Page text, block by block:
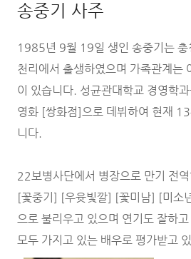
송중기 사주
1985년 9월 19일 생인 송중기는 충
천리에서 출생하였으며 가족관계는
이 있습니다. 성균관대학교 경영학
영화 [쌍화점]으로 데뷔하여 현재
니다.
22보병사단에서 병장으로 만기 전
[꽃중기] [우윳빛깔] [꽃미남] [미소
으로 불리우고 있으며 연기도 잘하
모두 가지고 있는 배우로 평가받고